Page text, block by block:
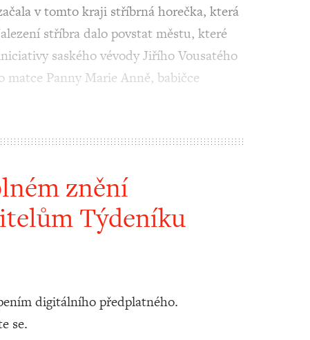
v tomto kraji stříbrná horečka, která
stříbra dalo povstat městu, které
saského vévody Jiřího Vousatého
Panny Marie Anně, babičce
znění
Týdeníku
digitálního předplatného.
se.